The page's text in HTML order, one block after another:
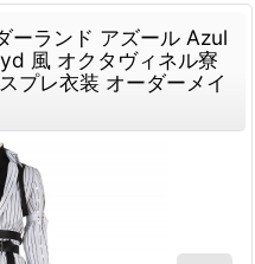
ーランド アズール Azul
風 オクタヴィネル寮
プレ衣装 オーダーメイ